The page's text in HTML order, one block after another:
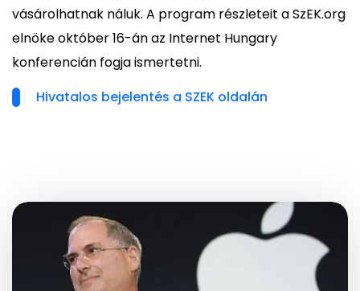
vásárolhatnak náluk. A program részleteit a SzEK.org
elnöke október 16-án az Internet Hungary
konferencián fogja ismertetni.
Hivatalos bejelentés a SZEK oldalán